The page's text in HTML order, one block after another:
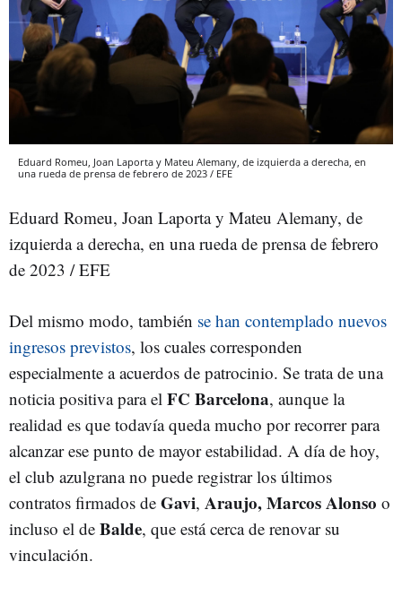
Eduard Romeu, Joan Laporta y Mateu Alemany, de izquierda a derecha, en
una rueda de prensa de febrero de 2023 / EFE
Eduard Romeu, Joan Laporta y Mateu Alemany, de
izquierda a derecha, en una rueda de prensa de febrero
de 2023 / EFE
Del mismo modo, también se han contemplado nuevos
ingresos previstos, los cuales corresponden
especialmente a acuerdos de patrocinio. Se trata de una
noticia positiva para el FC Barcelona, aunque la
realidad es que todavía queda mucho por recorrer para
alcanzar ese punto de mayor estabilidad. A día de hoy,
el club azulgrana no puede registrar los últimos
contratos firmados de Gavi, Araujo, Marcos Alonso o
incluso el de Balde, que está cerca de renovar su
vinculación.